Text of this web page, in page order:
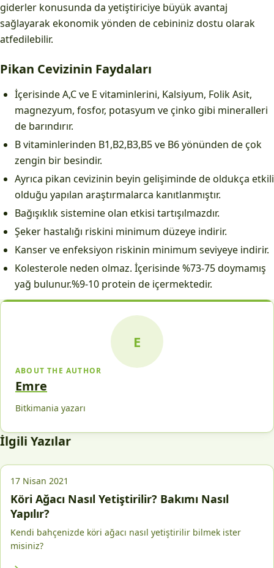
giderler konusunda da yetiştiriciye büyük avantaj
sağlayarak ekonomik yönden de cebininiz dostu olarak
atfedilebilir.
Pikan Cevizinin Faydaları
İçerisinde A,C ve E vitaminlerini, Kalsiyum, Folik Asit,
magnezyum, fosfor, potasyum ve çinko gibi mineralleri
de barındırır.
B vitaminlerinden B1,B2,B3,B5 ve B6 yönünden de çok
zengin bir besindir.
Ayrıca pikan cevizinin beyin gelişiminde de oldukça etkili
olduğu yapılan araştırmalarca kanıtlanmıştır.
Bağışıklık sistemine olan etkisi tartışılmazdır.
Şeker hastalığı riskini minimum düzeye indirir.
Kanser ve enfeksiyon riskinin minimum seviyeye indirir.
Kolesterole neden olmaz. İçerisinde %73-75 doymamış
yağ bulunur.%9-10 protein de içermektedir.
E
ABOUT THE AUTHOR
Emre
Bitkimania yazarı
İlgili Yazılar
17 Nisan 2021
Köri Ağacı Nasıl Yetiştirilir? Bakımı Nasıl
Yapılır?
Kendi bahçenizde köri ağacı nasıl yetiştirilir bilmek ister
misiniz?